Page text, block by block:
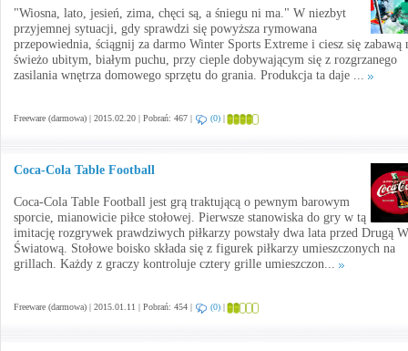
"Wiosna, lato, jesień, zima, chęci są, a śniegu ni ma." W niezbyt
przyjemnej sytuacji, gdy sprawdzi się powyższa rymowana
przepowiednia, ściągnij za darmo Winter Sports Extreme i ciesz się zabawą
świeżo ubitym, białym puchu, przy cieple dobywającym się z rozgrzanego
zasilania wnętrza domowego sprzętu do grania. Produkcja ta daje ...
Freeware (darmowa) | 2015.02.20 | Pobrań: 467 | (0) |
Coca-Cola Table Football
Coca-Cola Table Football jest grą traktującą o pewnym barowym
sporcie, mianowicie piłce stołowej. Pierwsze stanowiska do gry w tą
imitację rozgrywek prawdziwych piłkarzy powstały dwa lata przed Drugą
Światową. Stołowe boisko składa się z figurek piłkarzy umieszczonych na
grillach. Każdy z graczy kontroluje cztery grille umieszczon...
Freeware (darmowa) | 2015.01.11 | Pobrań: 454 | (0) |